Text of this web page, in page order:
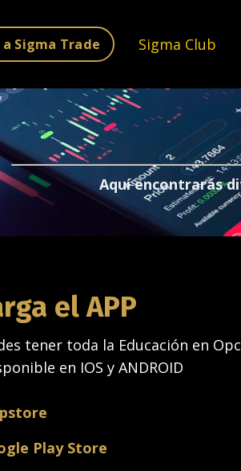
a Sigma Trade Sigma Club
Aquí encontrarás
el APP
tener toda la Educación en
en IOS y ANDROID
Play Store